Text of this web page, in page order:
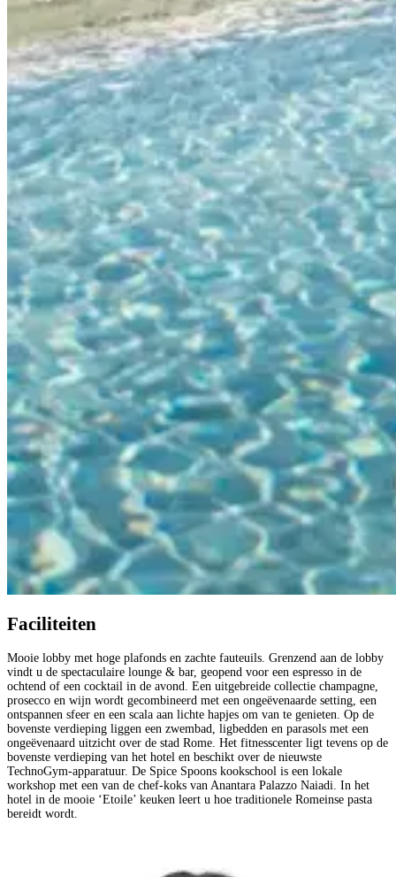
Faciliteiten
Mooie lobby met hoge plafonds en zachte fauteuils. Grenzend aan de lobby
vindt u de spectaculaire lounge & bar, geopend voor een espresso in de
ochtend of een cocktail in de avond. Een uitgebreide collectie champagne,
prosecco en wijn wordt gecombineerd met een ongeëvenaarde setting, een
ontspannen sfeer en een scala aan lichte hapjes om van te genieten. Op de
bovenste verdieping liggen een zwembad, ligbedden en parasols met een
ongeëvenaard uitzicht over de stad Rome. Het fitnesscenter ligt tevens op de
bovenste verdieping van het hotel en beschikt over de nieuwste
TechnoGym-apparatuur. De Spice Spoons kookschool is een lokale
workshop met een van de chef-koks van Anantara Palazzo Naiadi. In het
hotel in de mooie ‘Etoile’ keuken leert u hoe traditionele Romeinse pasta
bereidt wordt.